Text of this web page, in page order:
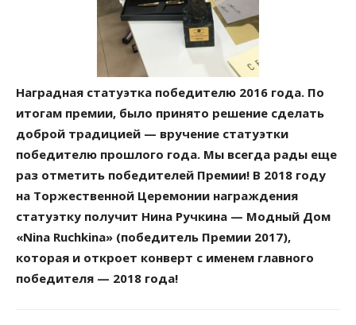
Наградная статуэтка победителю 2016 года. По
итогам премии, было принято решение сделать
доброй традицией — вручение статуэтки
победителю прошлого года. Мы всегда рады еще
раз отметить победителей Премии! В 2018 году
на Торжественной Церемонии награждения
статуэтку получит Нина Ручкина — Модный Дом
«Nina Ruchkina» (победитель Премии 2017),
которая и откроет конверт с именем главного
победителя — 2018 года!